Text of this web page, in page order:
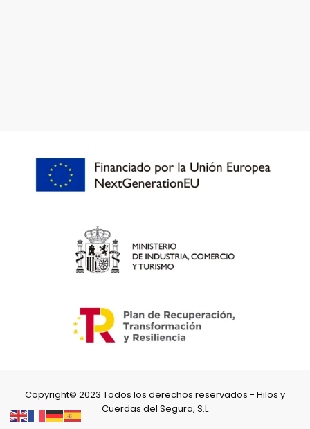
Copyright© 2023 Todos los derechos reservados - Hilos y
Cuerdas del Segura, S.L